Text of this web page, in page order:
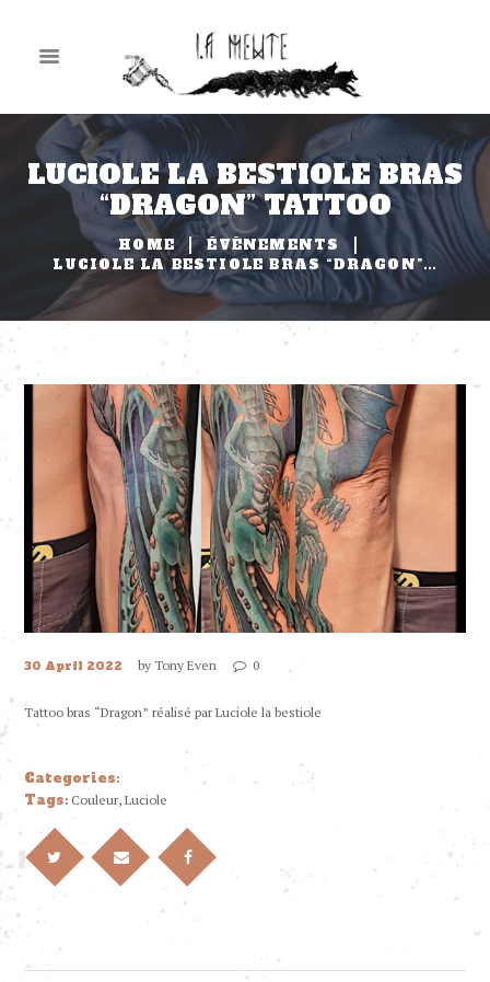
LUCIOLE LA BESTIOLE BRAS
“DRAGON” TATTOO
HOME
ÉVÈNEMENTS
LUCIOLE LA BESTIOLE BRAS “DRAGON”...
30 April 2022 by Tony Even 0
Tattoo bras “Dragon” réalisé par Luciole la bestiole
Categories:
Tags: Couleur,Luciole